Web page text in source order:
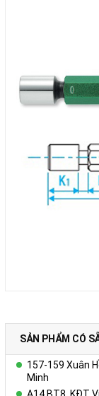
SẢN PHẨM CÓ
157-159 Xuân
Minh